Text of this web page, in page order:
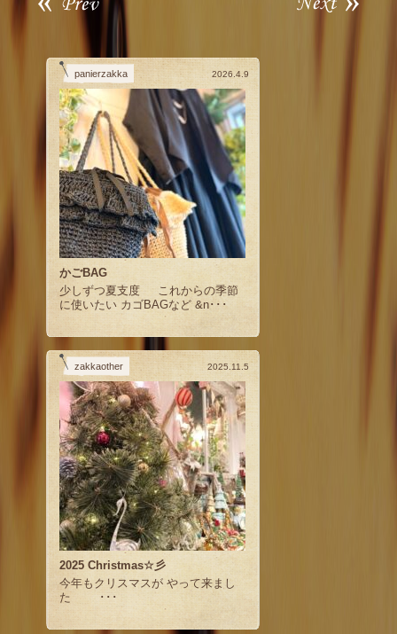
panierzakka 2026.4.9
かごBAG
少しずつ夏支度 これからの季節
に使いたい カゴBAGなど &n･･･
zakkaother 2025.11.5
2025 Christmas☆彡
今年もクリスマスが やって来まし
た ･･･